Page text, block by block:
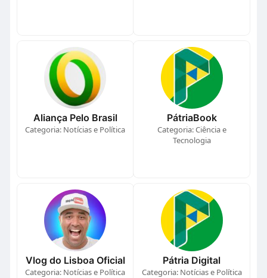
Aliança Pelo Brasil
Categoria: Notícias e Política
PátriaBook
Categoria: Ciência e
Tecnologia
Vlog do Lisboa Oficial
Categoria: Notícias e Política
Pátria Digital
Categoria: Notícias e Política